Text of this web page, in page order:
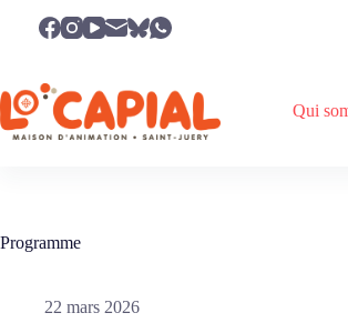
Qui
Programme
22 mars 2026